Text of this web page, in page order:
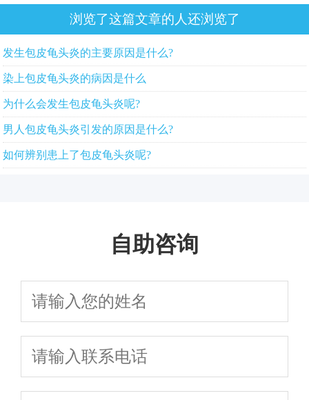
浏览了这篇文章的人还浏览了
发生包皮龟头炎的主要原因是什么?
染上包皮龟头炎的病因是什么
为什么会发生包皮龟头炎呢?
男人包皮龟头炎引发的原因是什么?
如何辨别患上了包皮龟头炎呢?
自助咨询